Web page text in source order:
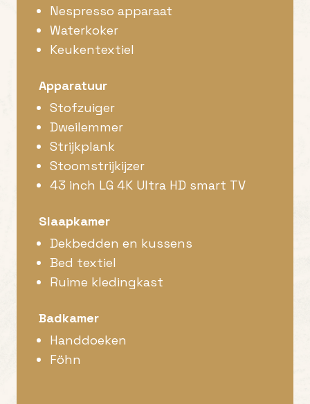
Nespresso apparaat
Waterkoker
Keukentextiel
Apparatuur
Stofzuiger
Dweilemmer
Strijkplank
Stoomstrijkijzer
43 inch LG 4K Ultra HD smart TV
Slaapkamer
Dekbedden en kussens
Bed textiel
Ruime kledingkast
Badkamer
Handdoeken
Föhn